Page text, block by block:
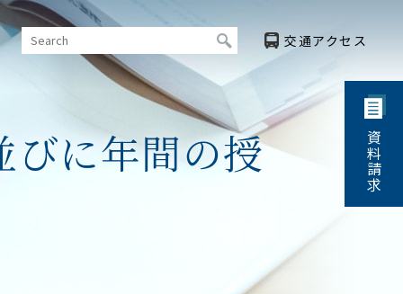
資料請求
交通アクセス
高大連携・
習
科目等履修生に
ついて
びに年間の授